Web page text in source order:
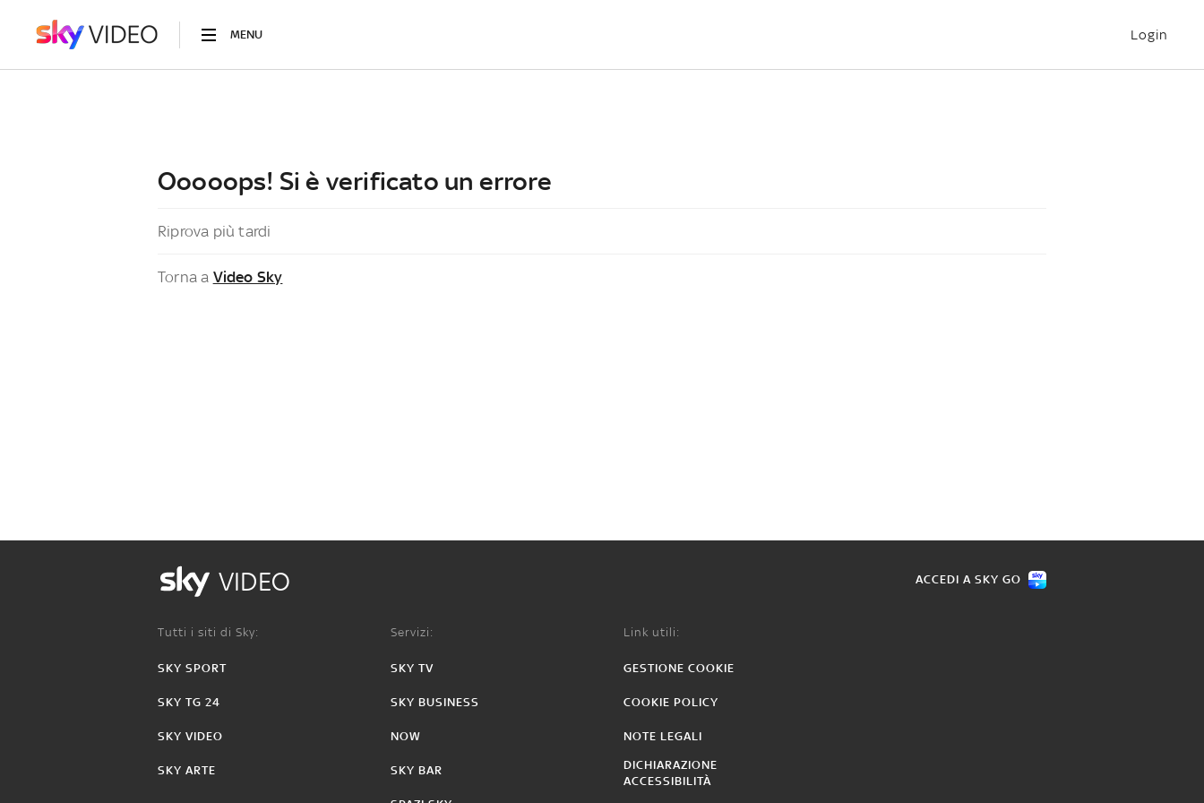
MENU Login
Ooooops! Si è verificato un errore
Riprova più tardi
Torna a Video Sky
VIDEO ACCEDI A SKY GO
Tutti i siti di Sky:
SKY SPORT
SKY TG 24
SKY VIDEO
SKY ARTE
Servizi:
SKY TV
SKY BUSINESS
NOW
SKY BAR
Link utili:
GESTIONE COOKIE
COOKIE POLICY
NOTE LEGALI
DICHIARAZIONE
ACCESSIBILITÀ